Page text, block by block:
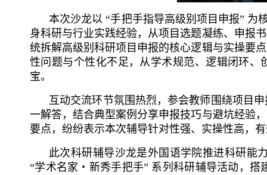
本次沙龙以 “手把手指导高级别项目申报” 为
身科研与行业实践经验，从项目选题凝练、申报
统拆解高级别科研项目申报的核心逻辑与实操要
性问题与个性化不足，从学术规范、逻辑闭环、
宝。
互动交流环节氛围热烈，参会教师围绕项目
一解答，结合典型案例分享申报技巧与避坑经验
要点，纷纷表示本次辅导针对性强、实操性高，
此次科研辅导沙龙是外国语学院推进科研能
“学术名家・新秀手把手” 系列科研辅导活动，